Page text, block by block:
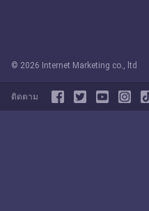
© 2026 Internet Marketing co., ltd
ติดตาม